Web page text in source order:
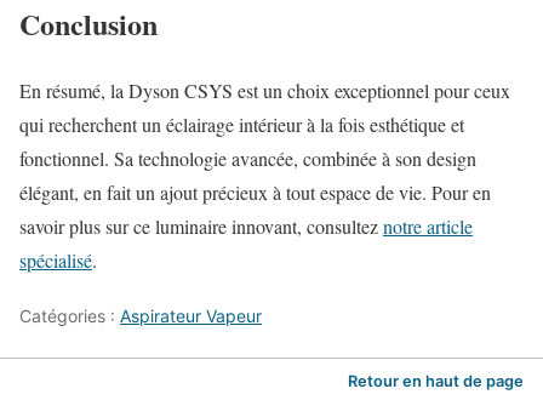
Conclusion
En résumé, la Dyson CSYS est un choix exceptionnel pour ceux
qui recherchent un éclairage intérieur à la fois esthétique et
fonctionnel. Sa technologie avancée, combinée à son design
élégant, en fait un ajout précieux à tout espace de vie. Pour en
savoir plus sur ce luminaire innovant, consulteznotre article
spécialisé.
Catégories : Aspirateur Vapeur
Retour en haut de page